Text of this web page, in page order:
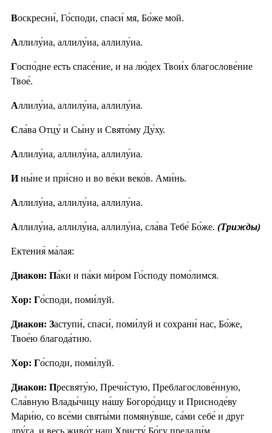
Воскресни́, Го́споди, спаси́ мя, Бо́же мой.
Аллилу́иа, аллилу́иа, аллилу́иа.
Госпо́дне есть спасе́ние, и на лю́дех Твои́х благослове́ние
Твое́.
Аллилу́иа, аллилу́иа, аллилу́иа.
Сла́ва Отцу́ и Сы́ну и Свято́му Ду́ху.
Аллилу́иа, аллилу́иа, аллилу́иа.
Ины́не и при́сно и во ве́ки веко́в. Ами́нь.
Аллилу́иа, аллилу́иа, аллилу́иа.
Аллилу́иа, аллилу́иа, аллилу́иа, сла́ва Тебе́ Бо́же. (Трижды)
Ектения́ ма́лая:
Диакон: Па́ки и па́ки ми́ром Го́споду помо́лимся.
Хор: Го́споди, поми́луй.
Диакон: Заступи́, спаси́, поми́луй и сохрани́ нас, Бо́же,
Твое́ю благода́тию.
Хор: Го́споди, поми́луй.
Диакон: Пресвяту́ю, Пречи́стую, Преблагослове́нную,
Сла́вную Влады́чицу на́шу Богоро́дицу и Присноде́ву
Мари́ю, со все́ми святы́ми помяну́вше, са́ми себе́ и друг